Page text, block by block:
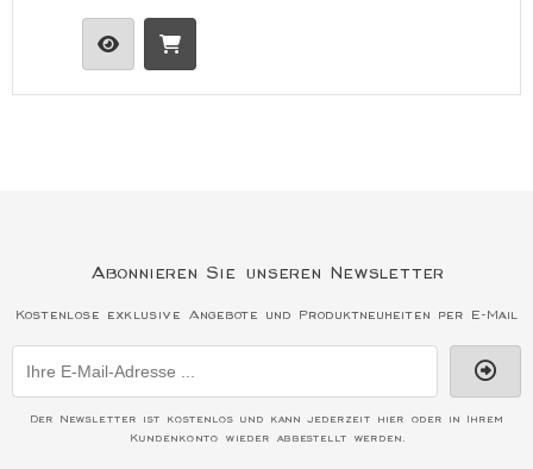
Abonnieren Sie unseren Newsletter
Kostenlose exklusive Angebote und Produktneuheiten per E-Mail
Der Newsletter ist kostenlos und kann jederzeit hier oder in Ihrem
Kundenkonto wieder abbestellt werden.